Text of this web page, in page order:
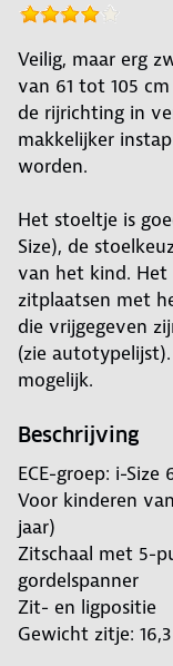
Veilig, maar erg
van 61 tot 105
de rijrichting in
makkelijker
worden.
Het stoeltje is
Size), de
van het kind.
zitplaatsen met
die vrijgegeven
(zie
mogelijk.
Beschrijving
ECE-groep: i-Size
Voor kinderen
jaar)
Zitschaal met 5-
gordelspanner
Zit- en ligpositie
Gewicht zitje: